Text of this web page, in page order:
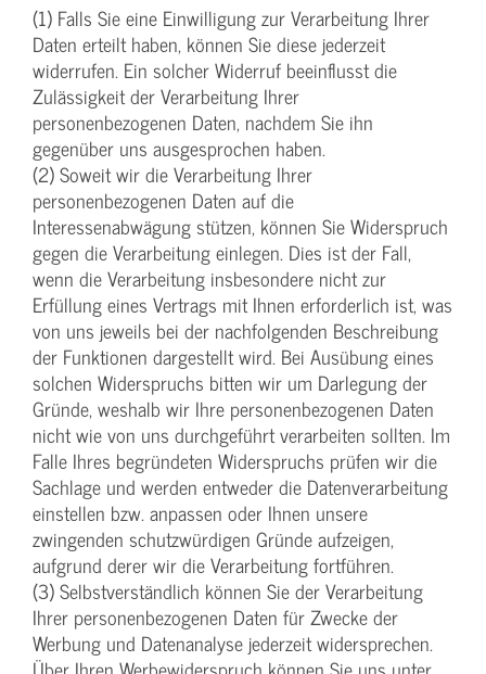
(1) Falls Sie eine Einwilligung zur Verarbeitung Ihrer
Daten erteilt haben, können Sie diese jederzeit
widerrufen. Ein solcher Widerruf beeinflusst die
Zulässigkeit der Verarbeitung Ihrer
personenbezogenen Daten, nachdem Sie ihn
gegenüber uns ausgesprochen haben.
(2) Soweit wir die Verarbeitung Ihrer
personenbezogenen Daten auf die
Interessenabwägung stützen, können Sie Widerspruch
gegen die Verarbeitung einlegen. Dies ist der Fall,
wenn die Verarbeitung insbesondere nicht zur
Erfüllung eines Vertrags mit Ihnen erforderlich ist, was
von uns jeweils bei der nachfolgenden Beschreibung
der Funktionen dargestellt wird. Bei Ausübung eines
solchen Widerspruchs bitten wir um Darlegung der
Gründe, weshalb wir Ihre personenbezogenen Daten
nicht wie von uns durchgeführt verarbeiten sollten. Im
Falle Ihres begründeten Widerspruchs prüfen wir die
Sachlage und werden entweder die Datenverarbeitung
einstellen bzw. anpassen oder Ihnen unsere
zwingenden schutzwürdigen Gründe aufzeigen,
aufgrund derer wir die Verarbeitung fortführen.
(3) Selbstverständlich können Sie der Verarbeitung
Ihrer personenbezogenen Daten für Zwecke der
Werbung und Datenanalyse jederzeit widersprechen.